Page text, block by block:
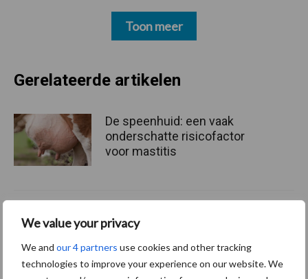
We value your privacy
We and our 4 partners use cookies and other tracking
technologies to improve your experience on our website. We
Toon meer
Gerelateerde artikelen
De speenhuid: een vaak
onderschatte risicofactor
voor mastitis
eenvoudige, sluitende en
betrouwbare
rundveetransporten